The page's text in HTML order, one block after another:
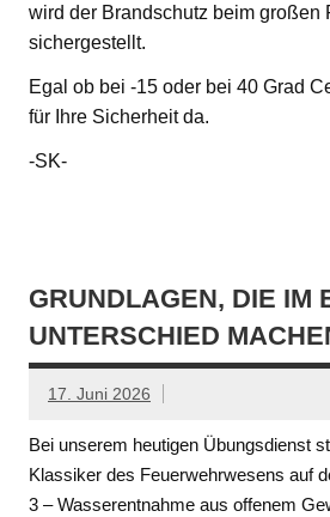
wird der Brandschutz beim großen
sichergestellt.
Egal ob bei -15 oder bei 40 Grad
für Ihre Sicherheit da.
-SK-
GRUNDLAGEN, DIE IM
UNTERSCHIED
17. Juni 2026
Bei unserem heutigen Übungsdienst
Klassiker des Feuerwehrwesens auf
3 – Wasserentnahme aus offenem